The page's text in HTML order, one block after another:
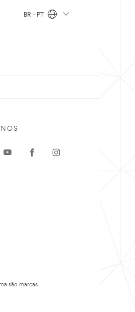
BR - PT
são marcas